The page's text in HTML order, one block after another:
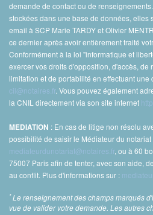
demande de contact ou de
stockées dans une base de données, elles
email à SCP Marie TARDY et Olivier
ce dernier après avoir entièrement traité
Conformément à la loi "informatique et
exercer vos droits d'opposition, d'accès, de
limitation et de portabilité en effectuant
cil@notaires.fr. Vous pouvez également
la CNIL directement via son site internet
MEDIATION : En cas de litige non résolu
possibilité de saisir le Médiateur du
mediateurdunotariat@notaires.fr, ou à 60
75007 Paris afin de tenter, avec son aide,
au conflit. Plus d'informations sur :
*Le renseignement des champs marqués
vue de valider votre demande. Les autres